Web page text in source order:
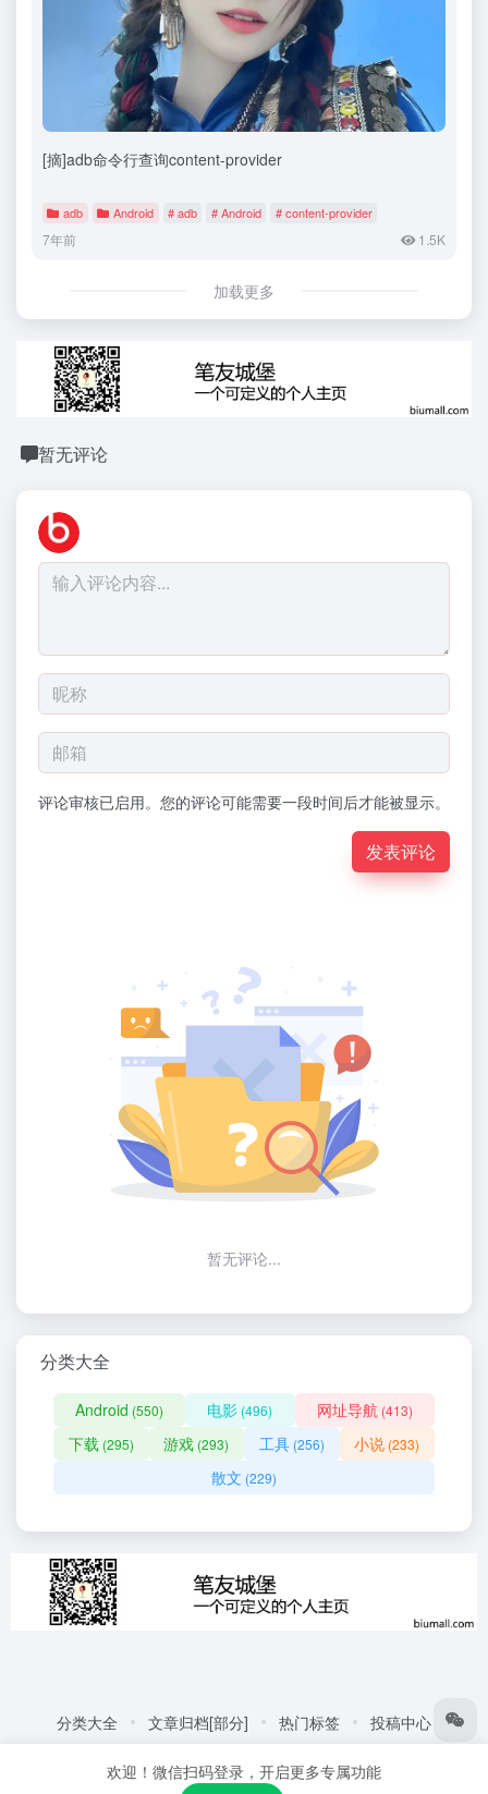
[摘]adb命令行查询content-provider
adb Android # adb # Android # content-provider
7年前 1.5K
加载更多
暂无评论
评论审核已启用。您的评论可能需要一段时间后才能被显示。
发表评论
暂无评论...
分类大全
Android (550) 电影 (496) 网址导航 (413)
下载 (295) 游戏 (293) 工具(256) 小说 (233)
散文 (229)
分类大全 文章归档[部分] 热门标签
投稿中心
欢迎！微信扫码登录，开启更多专属功能